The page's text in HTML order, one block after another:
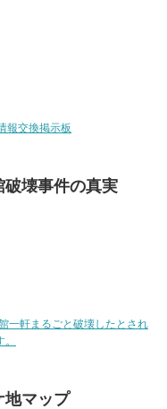
報交換掲示板
壊事件の真実
一軒まるごと破壊したとされ
地マップ